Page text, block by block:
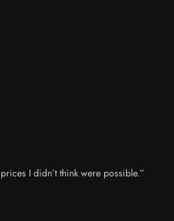
I didn’t think were possible.”